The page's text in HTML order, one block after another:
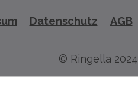
Datenschutz AGB
© Ringella 2024